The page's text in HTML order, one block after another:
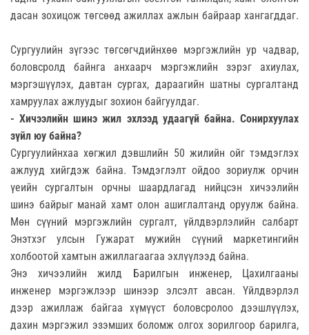
дасан зохицож төгсөөд ажиллах ажлын байраар хангагддаг.
Сургуулийн зүгээс төгсөгчдийнхөө мэргэжлийн ур чадвар,
боловсролд байнга анхаарч мэргэжлийн зэрэг ахиулах,
мэргэшүүлэх, давтан сургах, дараагийн шатны сургалтанд
хамруулах ажлуудыг зохион байгуулдаг.
- Хичээлийн шинэ жил эхлээд удаагүй байна. Сонирхуулах
зүйл юу байна?
Сургуулийнхаа хөгжил дэвшлийн 50 жилийн ойг тэмдэглэх
ажлууд хийгдэж байна. Тэмдэглэлт ойдоо зориулж орчин
үеийн сургалтын орчны шаардлагад нийцсэн хичээлийн
шинэ байрыг манай хамт олон ашиглалтанд оруулж байна.
Мөн сүүний мэргэжлийн сургалт, үйлдвэрлэлийн салбарт
Энэтхэг улсын Гужарат мужийн сүүний маркетингийн
холбоотой хамтын ажиллагаагаа эхлүүлээд байна.
Энэ хичээлийн жилд Барилгын инженер, Цахилгааны
инженер мэргэжлээр шинээр элсэлт авсан. Үйлдвэрлэл
дээр ажиллаж байгаа хүмүүст боловсролоо дээшлүүлэх,
дахин мэргэжил эзэмших боломж олгох зорилгоор барилга,